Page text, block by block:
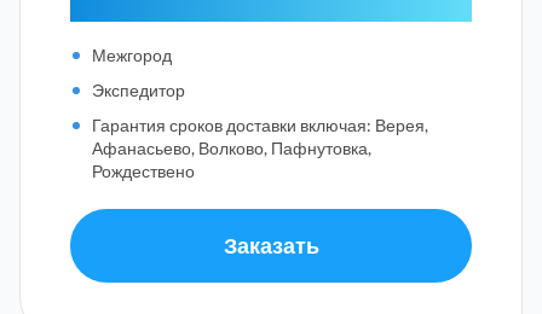
Межгород
Экспедитор
Гарантия сроков доставки включая: Верея,
Афанасьево, Волково, Пафнутовка,
Рождествено
Заказать